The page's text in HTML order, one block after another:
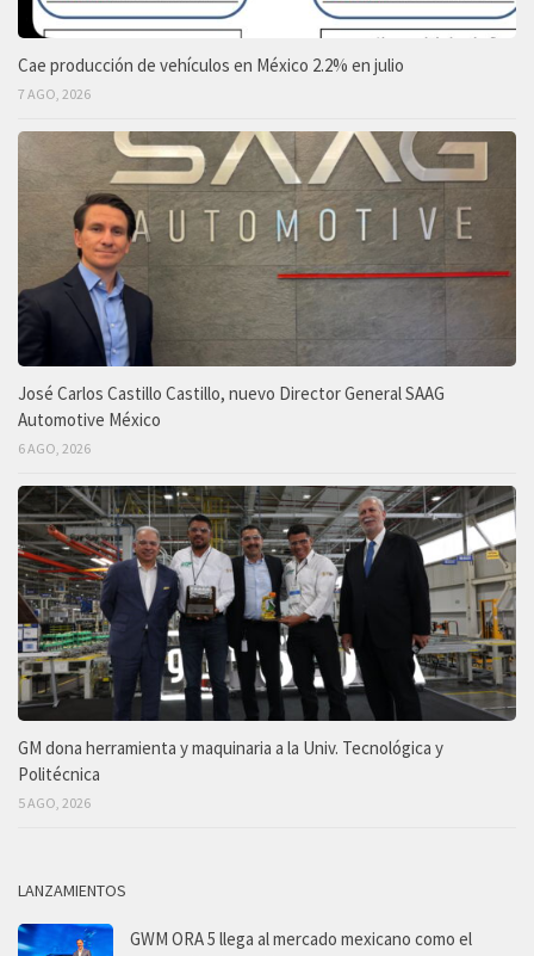
Cae producción de vehículos en México 2.2% en julio
7 AGO, 2026
José Carlos Castillo Castillo, nuevo Director General SAAG
Automotive México
6 AGO, 2026
GM dona herramienta y maquinaria a la Univ. Tecnológica y
Politécnica
5 AGO, 2026
LANZAMIENTOS
GWM ORA 5 llega al mercado mexicano como el